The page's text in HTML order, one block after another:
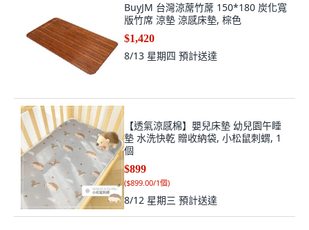
BuyJM 台灣涼蓆竹蓆 150*180 炭化寬
版竹席 涼墊 涼感床墊, 棕色
$1,420
8/13 星期四 預計送達
【透氣涼感棉】嬰兒床墊 幼兒園午睡
墊 水洗快乾 贈收納袋, 小松鼠刺蝟, 1
個
$899
($899.00/1個)
8/12 星期三 預計送達